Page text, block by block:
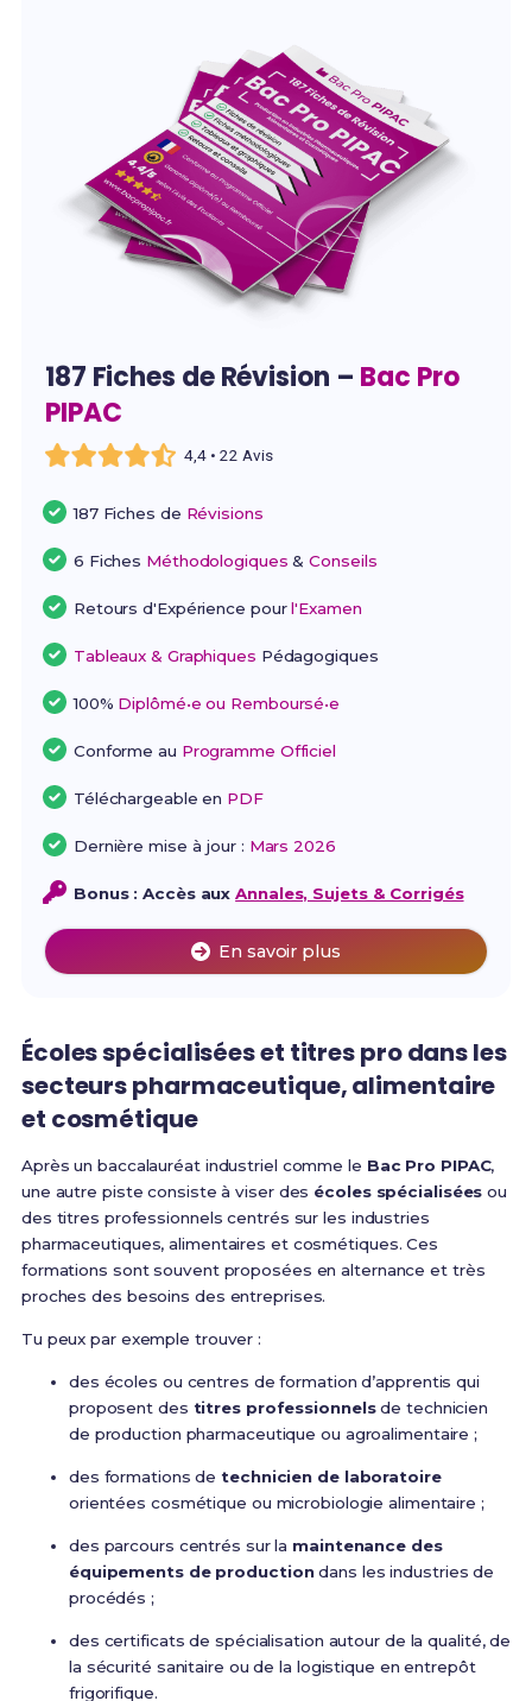
187 Fiches de Révision – Bac Pro
PIPAC
4,4 • 22 Avis
187 Fiches de Révisions
6 Fiches Méthodologiques &Conseils
Retours d'Expérience pourl'Examen
Tableaux & Graphiques Pédagogiques
100% Diplômé•e ou Remboursé•e
Conforme au Programme Officiel
Téléchargeable en PDF
Dernière mise à jour : Mars 2026
Bonus : Accès auxAnnales, Sujets & Corrigés
En savoir plus
Écoles spécialisées et titres pro dans les
secteurs pharmaceutique, alimentaire
et cosmétique
Après un baccalauréat industriel comme le Bac Pro PIPAC,
une autre piste consiste à viser des écoles spécialisées ou
des titres professionnels centrés sur les industries
pharmaceutiques, alimentaires et cosmétiques. Ces
formations sont souvent proposées en alternance et très
proches des besoins des entreprises.
Tu peux par exemple trouver :
des écoles ou centres de formation d’apprentis qui
proposent des titres professionnelsde technicien
de production pharmaceutique ou agroalimentaire ;
des formations detechnicien de laboratoire
orientées cosmétique ou microbiologie alimentaire ;
des parcours centrés sur la maintenance des
équipements de productiondans les industries de
procédés ;
des certificats de spécialisation autour de la qualité, de
la sécurité sanitaire ou de la logistique en entrepôt
frigorifique.